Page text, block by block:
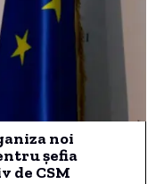
noi
șefia
de CSM